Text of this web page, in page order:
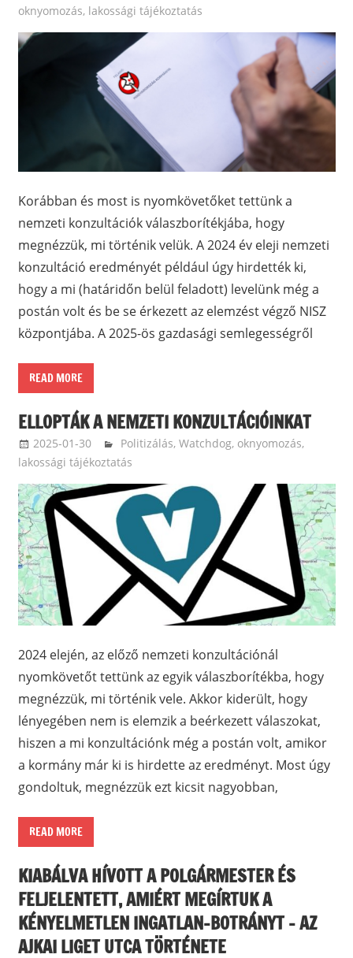
oknyomozás, lakossági tájékoztatás
Korábban és most is nyomkövetőket tettünk a
nemzeti konzultációk válaszborítékjába, hogy
megnézzük, mi történik velük. A 2024 év eleji nemzeti
konzultáció eredményét például úgy hirdették ki,
hogy a mi (határidőn belül feladott) levelünk még a
postán volt és be se érkezett az elemzést végző NISZ
központjába. A 2025-ös gazdasági semlegességről
READ MORE
ELLOPTÁK A NEMZETI KONZULTÁCIÓINKAT
2025-01-30 balazssandorsandorbalazs
Politizálás, Watchdog, oknyomozás,
lakossági tájékoztatás
2024 elején, az előző nemzeti konzultációnál
nyomkövetőt tettünk az egyik válaszborítékba, hogy
megnézzük, mi történik vele. Akkor kiderült, hogy
lényegében nem is elemzik a beérkezett válaszokat,
hiszen a mi konzultációnk még a postán volt, amikor
a kormány már ki is hirdette az eredményt. Most úgy
gondoltuk, megnézzük ezt kicsit nagyobban,
READ MORE
KIABÁLVA HÍVOTT A POLGÁRMESTER ÉS
FELJELENTETT, AMIÉRT MEGÍRTUK A
KÉNYELMETLEN INGATLAN-BOTRÁNYT – AZ
AJKAI LIGET UTCA TÖRTÉNETE